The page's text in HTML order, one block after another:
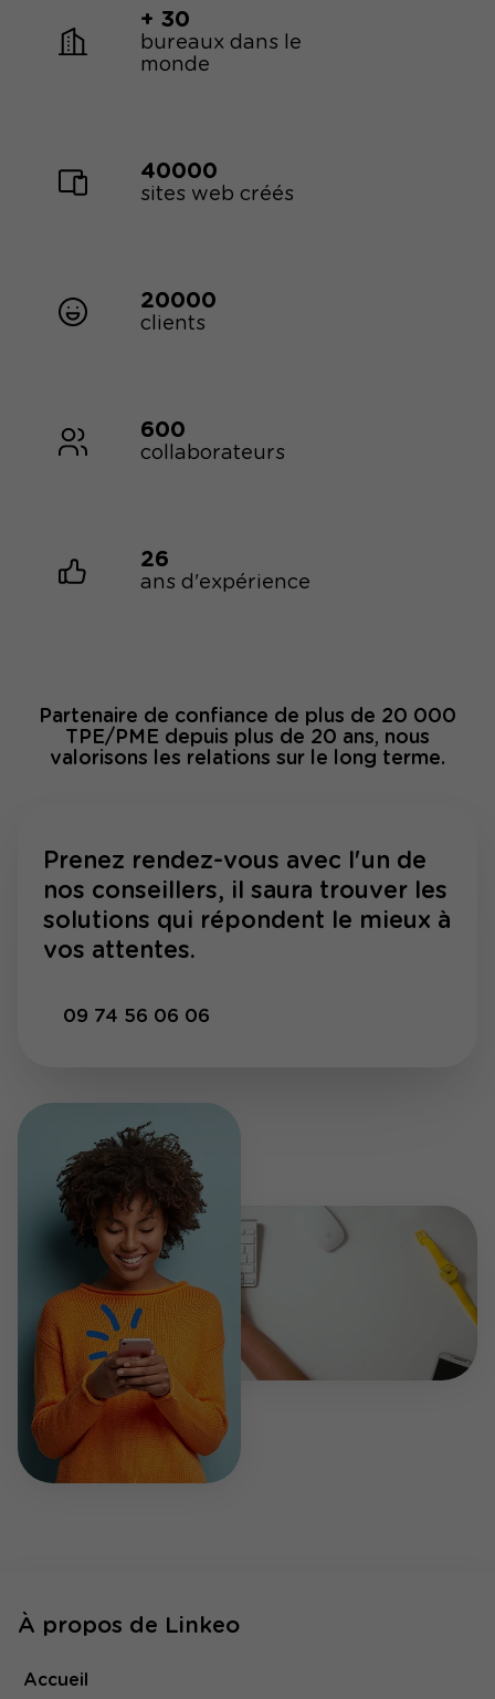
+ 30
bureaux dans le
monde
40000
sites web créés
20000
clients
600
collaborateurs
26
ans d'expérience
Partenaire de confiance de plus de 20 000
TPE/PME depuis plus de 20 ans, nous
valorisons les relations sur le long terme.
Prenez rendez-vous avec l'un de
nos conseillers, il saura trouver les
solutions qui répondent le mieux à
vos attentes.
09 74 56 06 06
À propos de Linkeo
Accueil